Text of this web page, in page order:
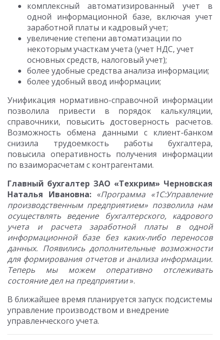
комплексный автоматизированный учет в
одной информационной базе, включая учет
заработной платы и кадровый учет;
увеличение степени автоматизации по
некоторым участкам учета (учет НДС, учет
основных средств, налоговый учет);
более удобные средства анализа информации;
более удобный ввод информации;
Унификация нормативно-справочной информации
позволила привести в порядок калькуляции,
справочники, повысить достоверность расчетов.
Возможность обмена данными с клиент-банком
снизила трудоемкость работы бухгалтера,
повысила оперативность получения информации
по взаиморасчетам с контрагентами.
Главный бухгалтер ЗАО «Техкрим» Черновская
Наталья Ивановна: «Программа «1С:Управление
производственным предприятием» позволила нам
осуществлять ведение бухгалтерского, кадрового
учета и расчета заработной платы в одной
информационной базе без каких-либо переносов
данных. Появились дополнительные возможности
для формирования отчетов и анализа информации.
Теперь мы можем оперативно отслеживать
состояние дел на предприятии».
В ближайшее время планируется запуск подсистемы
управление производством и внедрение
управленческого учета.